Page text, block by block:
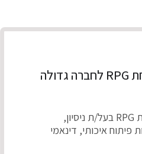
דרושה מפתחת RPG לחברה גדולה
דרוש/ה מפתח/ת RPG בעל/ת ניסיון,
פיתוח איכותי, דינאמי